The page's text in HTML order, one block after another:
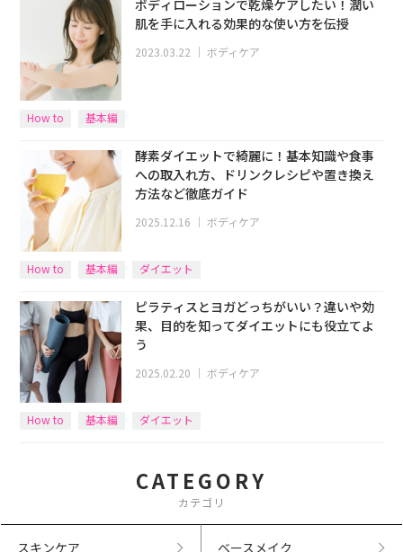
ボディローションで乾燥ケアしたい！潤い
肌を手に入れる効果的な使い方を伝授
2023.03.22 ｜ボディケア
How to 基本編
酵素ダイエットで綺麗に！基本知識や食事
への取入れ方、ドリンクレシピや置き換え
方法など徹底ガイド
2025.12.16 ｜ボディケア
How to 基本編 ダイエット
ピラティスとヨガどっちがいい？違いや効
果、目的を知ってダイエットにも役立てよ
う
2025.02.20 ｜ボディケア
How to 基本編 ダイエット
CATEGORY
カテゴリ
スキンケア ベースメイク